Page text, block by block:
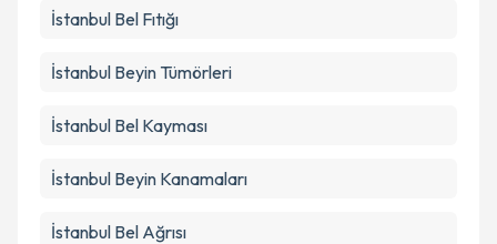
İstanbul Bel Fıtığı
İstanbul Beyin Tümörleri
İstanbul Bel Kayması
İstanbul Beyin Kanamaları
İstanbul Bel Ağrısı